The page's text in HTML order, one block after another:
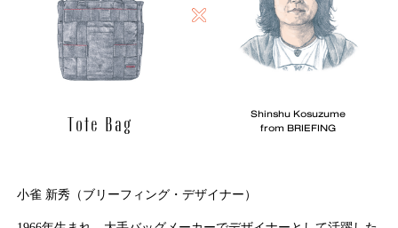
Tote Bag
Shinshu Kosuzume
from BRIEFING
小雀 新秀（ブリーフィング・デザイナー）